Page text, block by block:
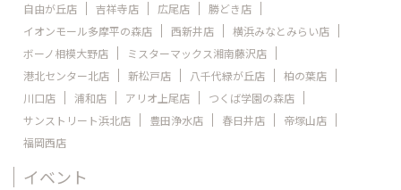
自由が丘店 吉祥寺店 広尾店
勝どき店
イオンモール多摩平の森店
西新井店
横浜みなとみらい店
ボーノ相模大野店
ミスターマックス湘南藤沢店
港北センター北店
新松戸店 八千代緑が丘店
柏の葉店
川口店
浦和店 アリオ上尾店
つくば学園の森店
サンストリート浜北店
豊田浄水店 春日井店
帝塚山店
福岡西店
イベント